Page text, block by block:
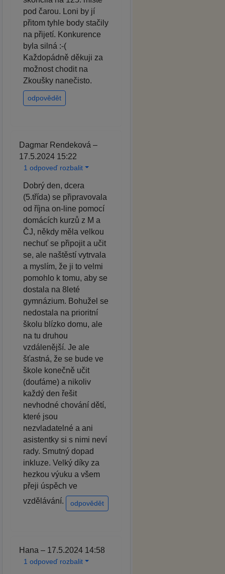
pod čarou. Loni by jí
přitom tyhle body stačily
na přijetí. Konkurence
byla silná :-(
Každopádně děkuji za
možnost chodit na
Zkoušky nanečisto.
odpovědět
Dagmar Rendeková –
17.5.2024 15:22
1 odpoveď rozbalit
Dobrý den, dcera
(5.třída) se připravovala
od října on-line pomocí
domácích kurzů z M a
ČJ, někdy měla velkou
nechuť se připojit a učit
se, ale naštěstí vytrvala
a myslím, že ji to velmi
pomohlo k tomu, aby se
dostala na 8leté
gymnázium. Bohužel se
nedostala na prioritní
školu blízko domu, ale
na tu druhou
vzdálenější. Je ale
šťastná, že se bude ve
škole konečně učit
(doufáme) a nikoliv
každý den řešit
nevhodné chování dětí,
které jsou
nezvladatelné a ani
asistentky si s nimi neví
rady. Smutný dopad
inkluze. Velký díky za
hezkou výuku a všem
přeji úspěch ve
vzdělávání.
odpovědět
Hana – 17.5.2024 14:58
1 odpoveď rozbalit